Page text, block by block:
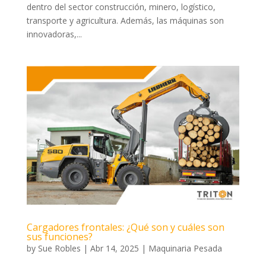
dentro del sector construcción, minero, logístico,
transporte y agricultura. Además, las máquinas son
innovadoras,...
Cargadores frontales: ¿Qué son y cuáles son
sus funciones?
by Sue Robles | Abr 14, 2025 | Maquinaria Pesada